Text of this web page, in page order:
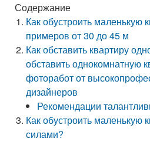
Содержание
Как обустроить маленькую
примеров от 30 до 45 м
Как обставить квартиру
обставить однокомнатную
фоторабот от
дизайнеров
Рекомендации
Как обустроить маленькую
силами?